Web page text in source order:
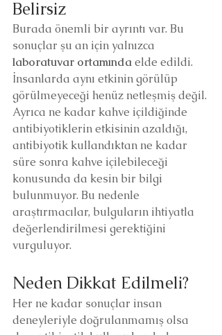
Belirsiz
Burada önemli bir ayrıntı var. Bu
sonuçlar şu an için yalnızca
laboratuvar ortamında elde edildi.
İnsanlarda aynı etkinin görülüp
görülmeyeceği henüz netleşmiş değil.
Ayrıca ne kadar kahve içildiğinde
antibiyotiklerin etkisinin azaldığı,
antibiyotik kullandıktan ne kadar
süre sonra kahve içilebileceği
konusunda da kesin bir bilgi
bulunmuyor. Bu nedenle
araştırmacılar, bulguların ihtiyatla
değerlendirilmesi gerektiğini
vurguluyor.
Neden Dikkat Edilmeli?
Her ne kadar sonuçlar insan
deneyleriyle doğrulanmamış olsa